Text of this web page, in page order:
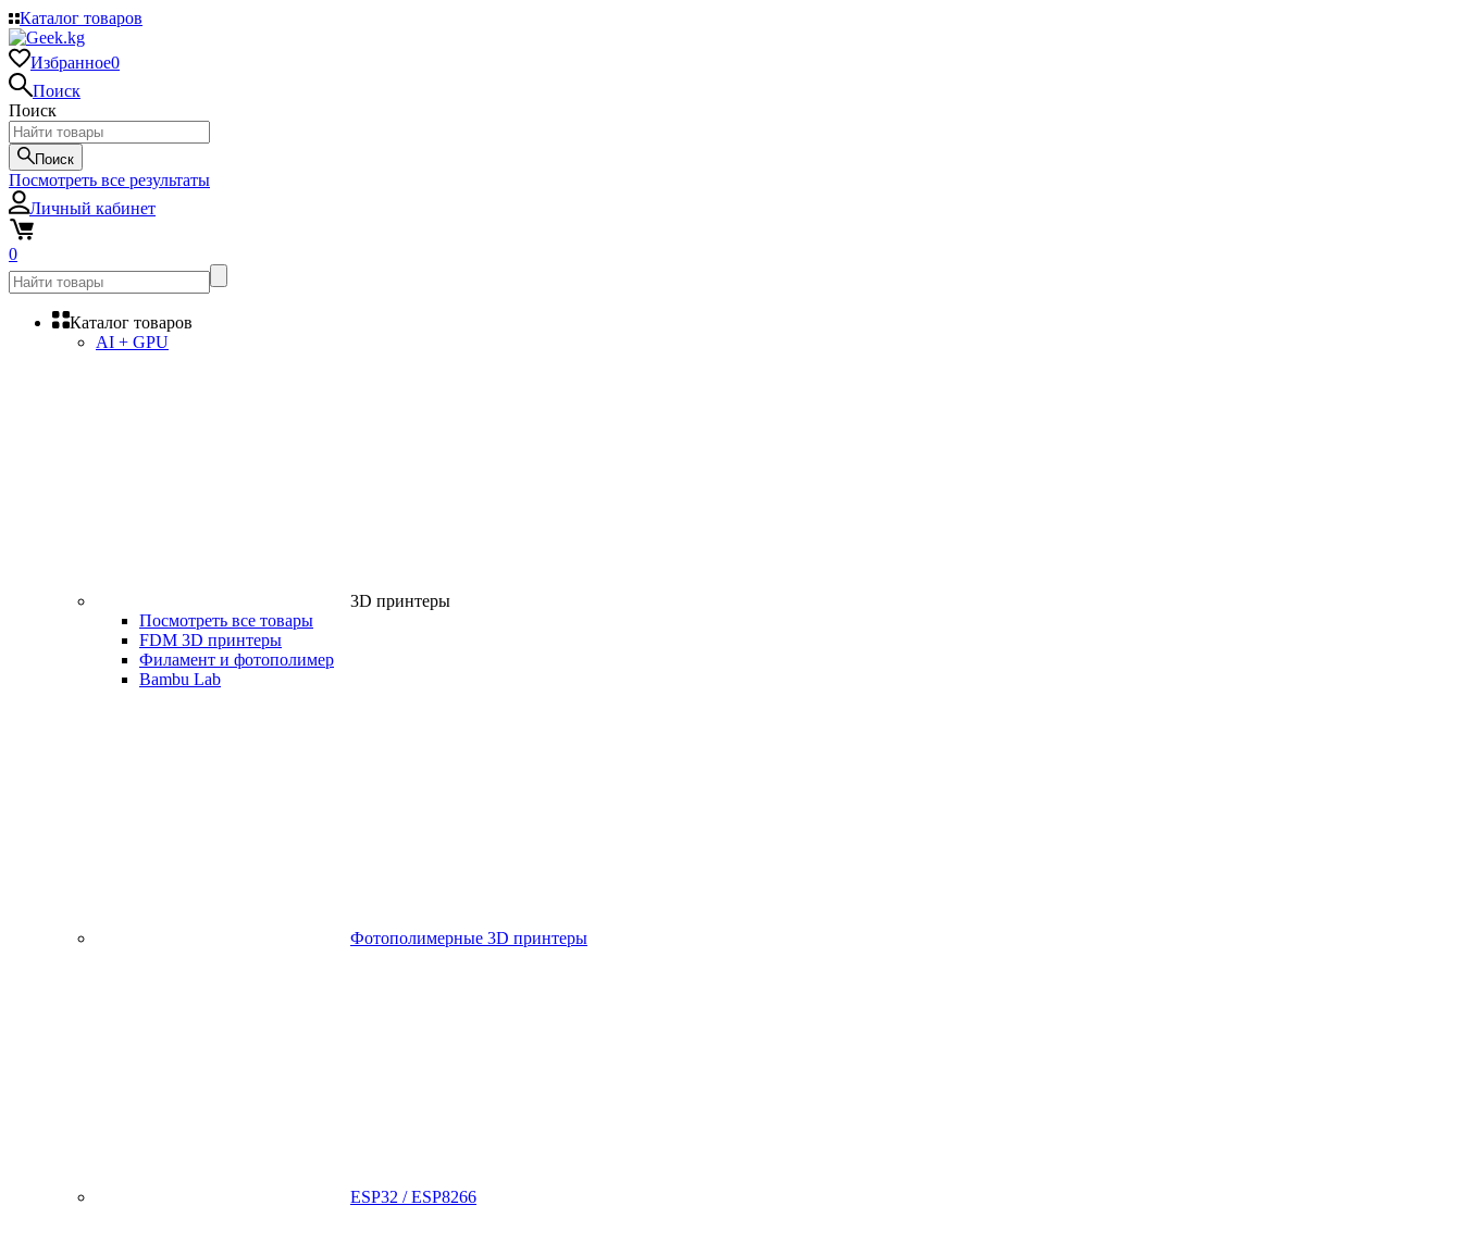
Каталог товаров
Избранное0
Поиск
Поиск
Поиск
Посмотреть все результаты
Личный кабинет
0
Каталог товаров
AI + GPU
3D принтеры
Посмотреть все товары
FDM 3D принтеры
Филамент и фотополимер
Bambu Lab
Фотополимерные 3D принтеры
ESP32 / ESP8266